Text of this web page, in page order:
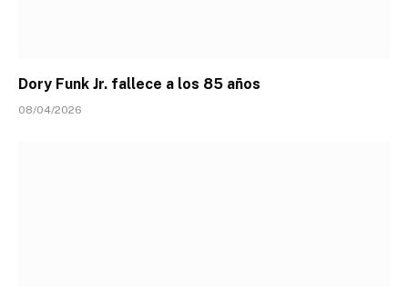
Dory Funk Jr. fallece a los 85 años
08/04/2026